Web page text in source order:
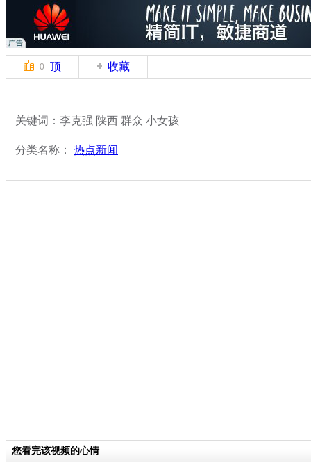
0 顶 收藏
关键词：李克强 陕西 群众 小女孩
分类名称： 热点新闻
您看完该视频的心情